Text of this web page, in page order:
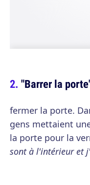
"Barrer la
fermer la porte.
gens mettaient
la porte pour la
sont à l'intérieur et